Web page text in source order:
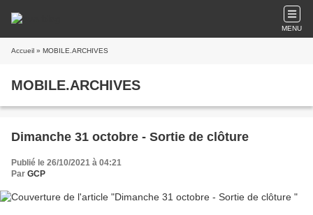
MENU
Accueil » MOBILE.ARCHIVES
MOBILE.ARCHIVES
Dimanche 31 octobre - Sortie de clôture
Publié le 26/10/2021 à 04:21
Par GCP